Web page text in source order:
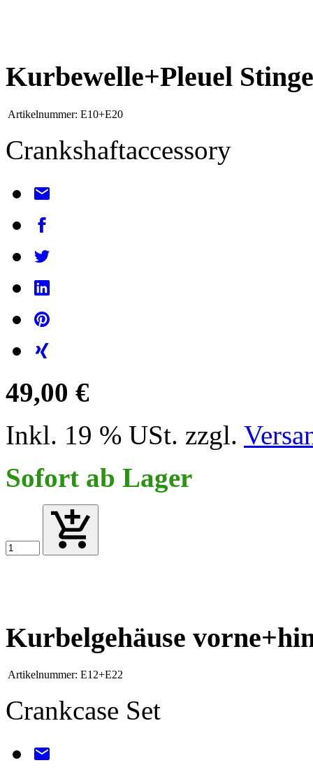
Kurbewelle+Pleuel
Artikelnummer: E10+E20
Crankshaftaccessory
49,00 €
Inkl. 19 % USt. zzgl.
Sofort ab Lager
Kurbelgehäuse
Artikelnummer: E12+E22
Crankcase Set